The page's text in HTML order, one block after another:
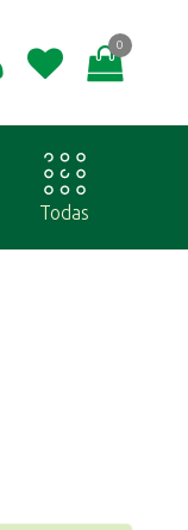
0
Todas